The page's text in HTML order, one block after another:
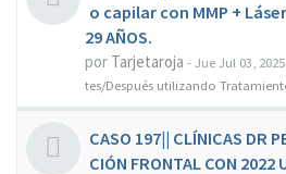
o capilar con MMP +
29 AÑOS.
por Tarjetaroja -Jue Jul 03,
tes/Después utilizando
CASO 197|| CLÍNICAS DR
CIÓN FRONTAL CON 2022